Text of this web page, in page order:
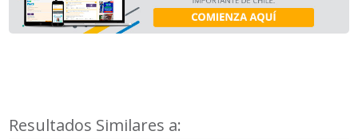
Resultados Similares a: